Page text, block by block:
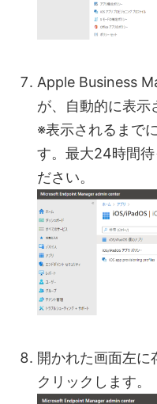
Apple Business
が、自動的に表示
※表示されるまで
す。最大24時間待
ださい。
開かれた画面左
クリックします。